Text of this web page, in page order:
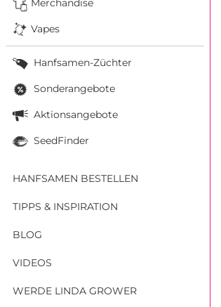
Vapes
Hanfsamen-Züchter
Sonderangebote
Aktionsangebote
SeedFinder
HANFSAMEN BESTELLEN
TIPPS & INSPIRATION
BLOG
VIDEOS
WERDE LINDA GROWER